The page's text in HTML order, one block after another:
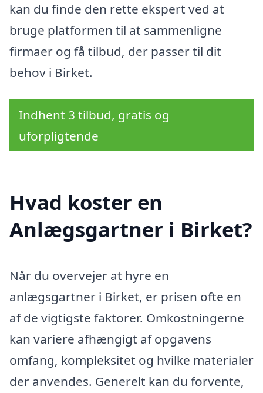
kan du finde den rette ekspert ved at
bruge platformen til at sammenligne
firmaer og få tilbud, der passer til dit
behov i Birket.
Indhent 3 tilbud, gratis og
uforpligtende
Hvad koster en
Anlægsgartner i Birket?
Når du overvejer at hyre en
anlægsgartner i Birket, er prisen ofte en
af de vigtigste faktorer. Omkostningerne
kan variere afhængigt af opgavens
omfang, kompleksitet og hvilke materialer
der anvendes. Generelt kan du forvente,